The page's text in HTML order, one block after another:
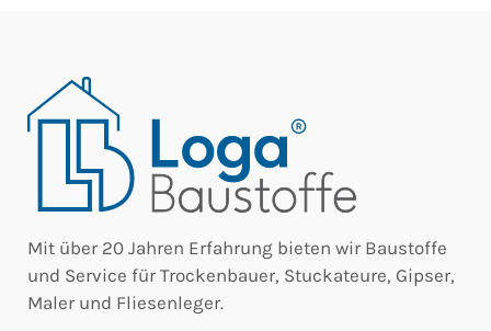
Mit über 20 Jahren Erfahrung bieten wir Baustoffe
und Service für Trockenbauer, Stuckateure, Gipser,
Maler und Fliesenleger.